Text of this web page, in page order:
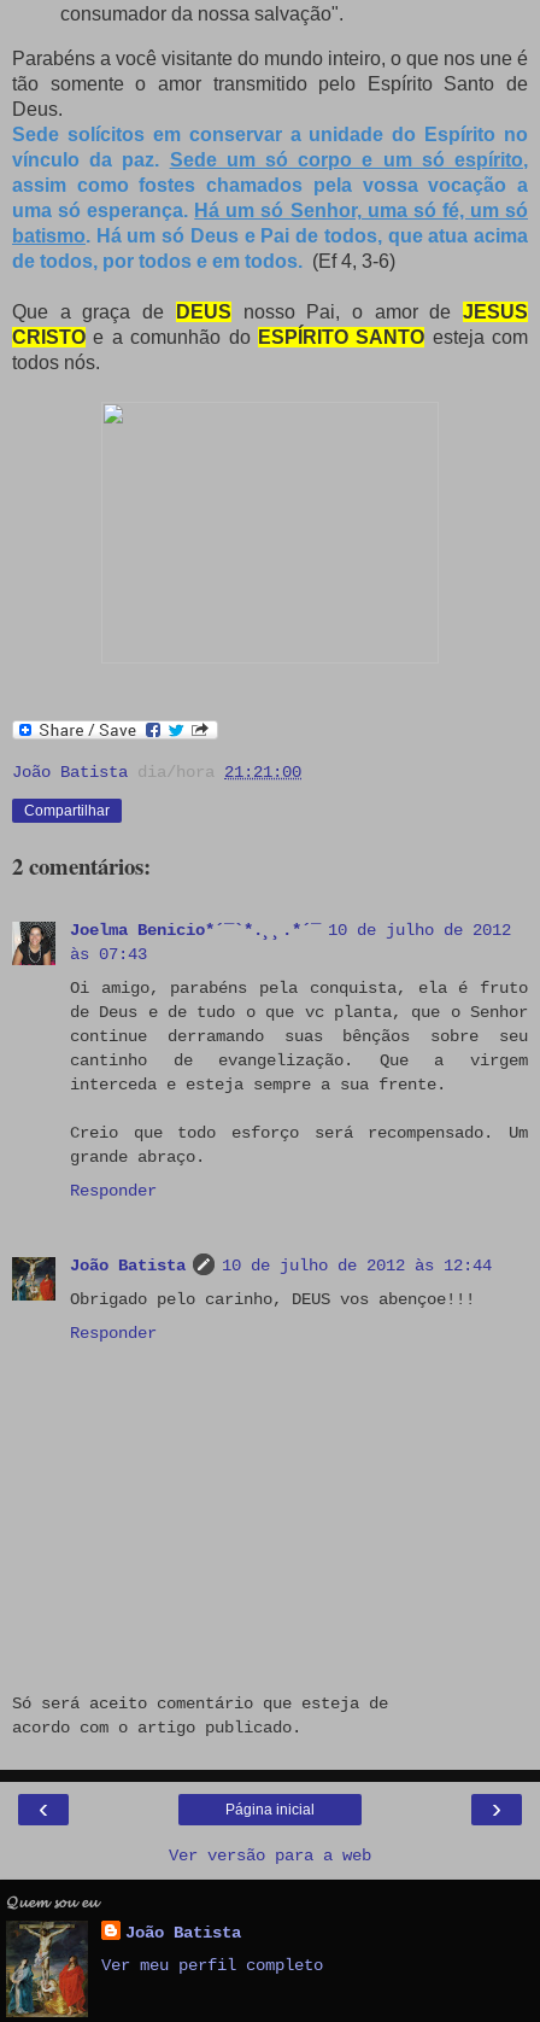
consumador da nossa salvação".
Parabéns a você visitante do mundo inteiro, o que nos une é
tão somente o amor transmitido pelo Espírito Santo de
Deus.
Sede solícitos em conservar a unidade do Espírito no
vínculo da paz. Sede um só corpo e um só espírito,
assim como fostes chamados pela vossa vocação a
uma só esperança. Há um só Senhor, uma só fé, um só
batismo. Há um só Deus e Pai de todos, que atua acima
de todos, por todos e em todos. (Ef 4, 3-6)
Que a graça de DEUS nosso Pai, o amor deJESUS
CRISTO e a comunhão do ESPÍRITO SANTO esteja com
todos nós.
João Batista dia/hora 21:21:00
Compartilhar
2 comentários:
Joelma Benicio*´¯`*.¸¸.*´¯ 10 de julho de 2012
às 07:43
Oi amigo, parabéns pela conquista, ela é fruto
de Deus e de tudo o que vc planta, que o Senhor
continue derramando suas bênçãos sobre seu
cantinho de evangelização. Que a virgem
interceda e esteja sempre a sua frente.
Creio que todo esforço será recompensado. Um
grande abraço.
Responder
João Batista
10 de julho de 2012 às 12:44
Obrigado pelo carinho, DEUS vos abençoe!!!
Responder
Só será aceito comentário que esteja de
acordo com o artigo publicado.
‹ ›
Página inicial
Ver versão para a web
𝓠𝓾𝓮𝓶 𝓼𝓸𝓾 𝓮𝓾
João Batista
Ver meu perfil completo